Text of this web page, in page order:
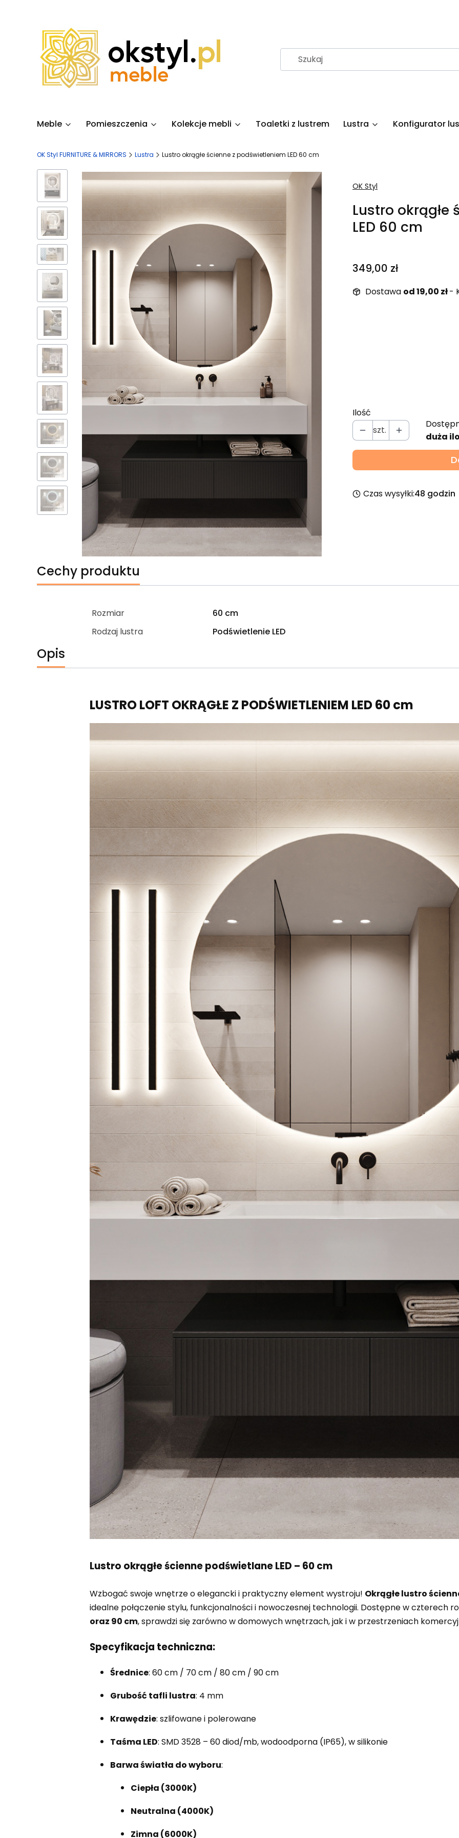
Meble Pomieszczenia Kolekcje mebli Toaletki z lustrem Lustra Konfigurator
OK Styl FURNITURE & MIRRORS Lustra Lustro okrągłe ścienne z podświetleniem LED 60 cm
OK Styl
Lustro
LED 60 cm
Cena
349,00 zł
Dostawa od 19,00 zł-
Ilość
szt.
duża
Czas wysyłki:48 godzin
Cechy produktu
Rozmiar
60 cm
Rodzaj lustra
Podświetlenie LED
Opis
LUSTRO LOFT OKRĄGŁE Z PODŚWIETLENIEM LED 60 cm
Lustro okrągłe ścienne podświetlane LED – 60 cm
Wzbogać swoje wnętrze o elegancki i praktyczny element wystroju! Okrągłe lustro
idealne połączenie stylu, funkcjonalności i nowoczesnej technologii. Dostępne w czterech
oraz 90 cm, sprawdzi się zarówno w domowych wnętrzach, jak i w przestrzeniach
Specyfikacja techniczna:
Średnice: 60 cm / 70 cm / 80 cm / 90 cm
Grubość tafli lustra: 4 mm
Krawędzie: szlifowane i polerowane
Taśma LED: SMD 3528 – 60 diod/mb, wodoodporna (IP65), w silikonie
Barwa światła do wyboru:
Ciepła (3000K)
Neutralna (4000K)
Zimna (6000K)